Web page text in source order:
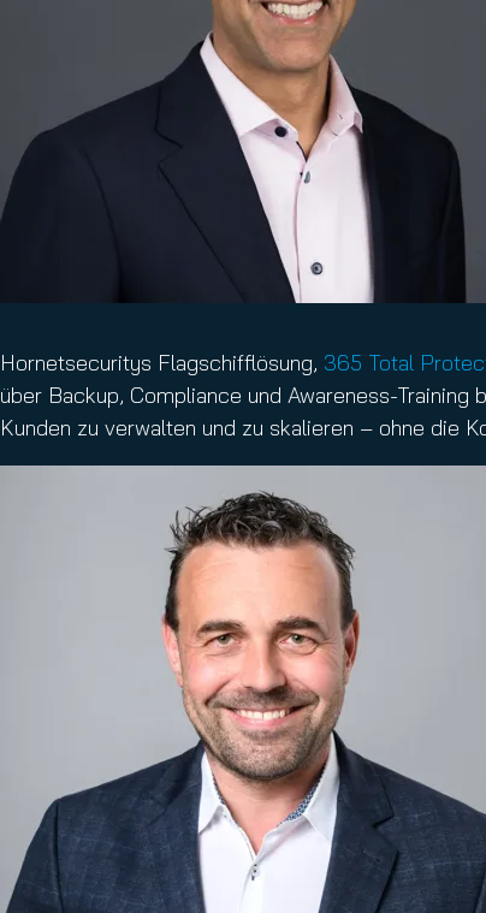
Hornetsecuritys Flagschifflösung, 365 Total
über Backup, Compliance und Awareness-
Kunden zu verwalten und zu skalieren – ohne die